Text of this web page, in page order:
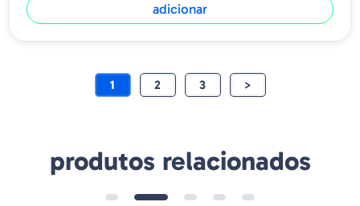
adicionar
1 2 3 >
produtos relacionados